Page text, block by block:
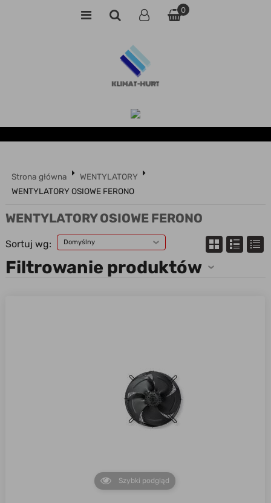
0
Strona główna
WENTYLATORY
WENTYLATORY OSIOWE FERONO
WENTYLATORY OSIOWE FERONO
Sortuj wg: Domyślny
Filtrowanie produktów
Szybki podgląd